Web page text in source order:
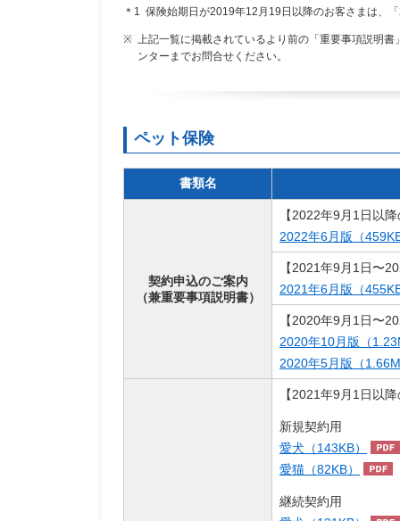
＊1 保険始期日が2019年12月19日以降のお客さまは、
※ 上記一覧に掲載されているより前の「重要事項説明
ンターまでお問合せください。
ペット保険
書類名
契約申込のご案内
（兼重要事項説明書）
【2022年9月1日以
2022年6月版（
【2021年9月1日〜
2021年6月版（
【2020年9月1日〜
2020年10月版（
2020年5月版（
【2021年9月1日以
新規契約用
愛犬（143KB）
愛猫（82KB）
継続契約用